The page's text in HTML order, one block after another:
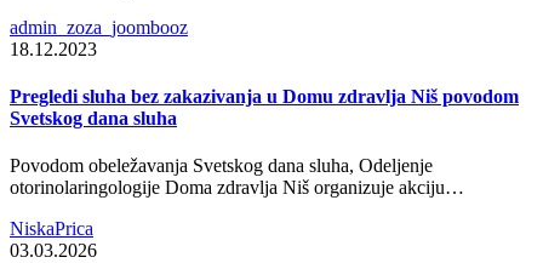
admin_zoza_joombooz
18.12.2023
Pregledi sluha bez zakazivanja u Domu zdravlja Niš povodom
Svetskog dana sluha
Povodom obeležavanja Svetskog dana sluha, Odeljenje
otorinolaringologije Doma zdravlja Niš organizuje akciju…
NiskaPrica
03.03.2026